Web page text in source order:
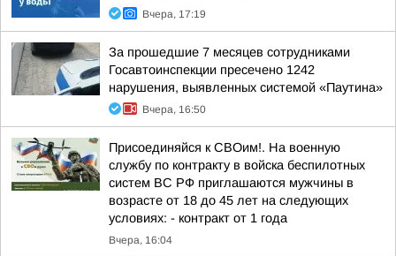
Вчера, 17:19
За прошедшие 7 месяцев сотрудниками
Госавтоинспекции пресечено 1242
нарушения, выявленных системой «Паутина»
Вчера, 16:50
Присоединяйся к СВОим!. На военную
службу по контракту в войска беспилотных
систем ВС РФ приглашаются мужчины в
возрасте от 18 до 45 лет на следующих
условиях: - контракт от 1 года
Вчера, 16:04